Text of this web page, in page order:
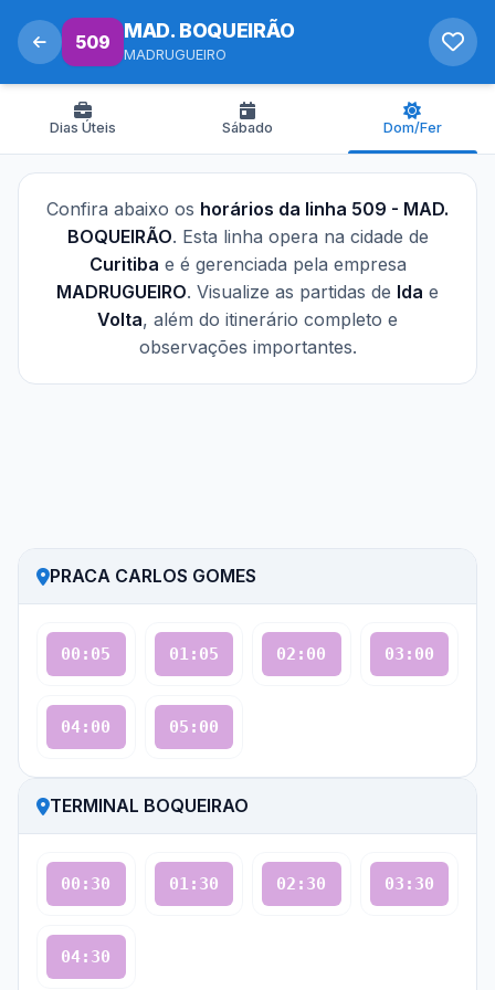
509 MAD. BOQUEIRÃO
MADRUGUEIRO
Dias Úteis Sábado Dom/Fer
Confira abaixo os horários da linha 509 - MAD.
BOQUEIRÃO. Esta linha opera na cidade de
Curitiba e é gerenciada pela empresa
MADRUGUEIRO. Visualize as partidas de Ida e
Volta, além do itinerário completo e
observações importantes.
PRACA CARLOS GOMES
00:05 01:05 02:00 03:00
04:00 05:00
TERMINAL BOQUEIRAO
00:30 01:30 02:30 03:30
04:30